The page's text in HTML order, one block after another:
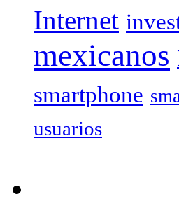
Internet
mexicanos
smartphone
usuarios